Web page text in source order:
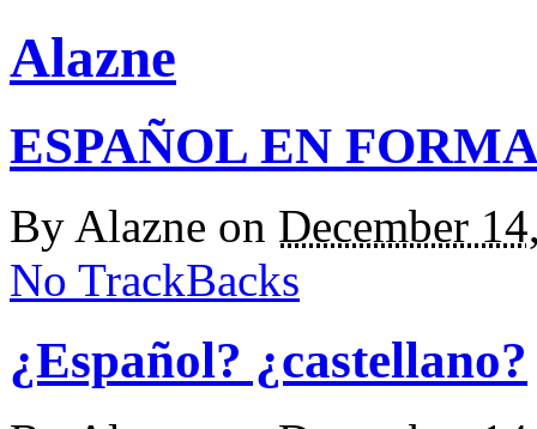
Alazne
ESPAÑOL EN
By Alazne on December
No TrackBacks
¿Español? ¿castellano?